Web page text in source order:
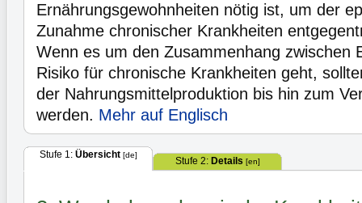
Ernährungsgewohnheiten nötig ist, um der
Zunahme chronischer Krankheiten
Wenn es um den Zusammenhang zwischen
Risiko für chronische Krankheiten geht,
der Nahrungsmittelproduktion bis hin zum
werden. Mehr auf Englisch
Stufe 1: Übersicht[de]
Stufe 2: Details [en]